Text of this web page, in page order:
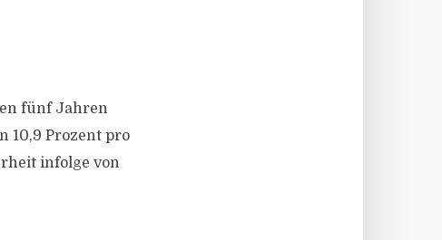
fünf Jahren
10,9 Prozent pro
infolge von